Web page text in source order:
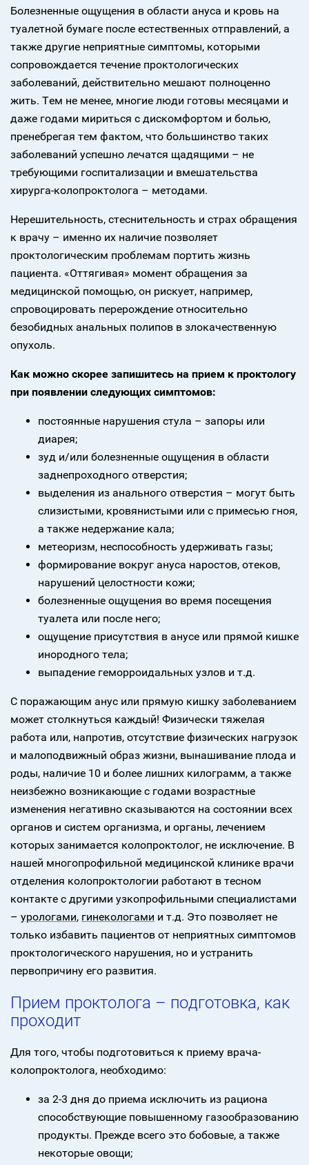
Болезненные ощущения в области ануса и кровь на
туалетной бумаге после естественных отправлений, а
также другие неприятные симптомы, которыми
сопровождается течение проктологических
заболеваний, действительно мешают полноценно
жить. Тем не менее, многие люди готовы месяцами и
даже годами мириться с дискомфортом и болью,
пренебрегая тем фактом, что большинство таких
заболеваний успешно лечатся щадящими – не
требующими госпитализации и вмешательства
хирурга-колопроктолога – методами.
Нерешительность, стеснительность и страх обращения
к врачу – именно их наличие позволяет
проктологическим проблемам портить жизнь
пациента. «Оттягивая» момент обращения за
медицинской помощью, он рискует, например,
спровоцировать перерождение относительно
безобидных анальных полипов в злокачественную
опухоль.
Как можно скорее запишитесь на прием к проктологу
при появлении следующих симптомов:
постоянные нарушения стула – запоры или
диарея;
зуд и/или болезненные ощущения в области
заднепроходного отверстия;
выделения из анального отверстия – могут быть
слизистыми, кровянистыми или с примесью гноя,
а также недержание кала;
метеоризм, неспособность удерживать газы;
формирование вокруг ануса наростов, отеков,
нарушений целостности кожи;
болезненные ощущения во время посещения
туалета или после него;
ощущение присутствия в анусе или прямой кишке
инородного тела;
выпадение геморроидальных узлов и т.д.
С поражающим анус или прямую кишку заболеванием
может столкнуться каждый! Физически тяжелая
работа или, напротив, отсутствие физических нагрузок
и малоподвижный образ жизни, вынашивание плода и
роды, наличие 10 и более лишних килограмм, а также
неизбежно возникающие с годами возрастные
изменения негативно сказываются на состоянии всех
органов и систем организма, и органы, лечением
которых занимается колопроктолог, не исключение. В
нашей многопрофильной медицинской клинике врачи
отделения колопроктологии работают в тесном
контакте с другими узкопрофильными специалистами
– урологами, гинекологами и т.д. Это позволяет не
только избавить пациентов от неприятных симптомов
проктологического нарушения, но и устранить
первопричину его развития.
Прием проктолога – подготовка, как
проходит
Для того, чтобы подготовиться к приему врача-
колопроктолога, необходимо:
за 2-3 дня до приема исключить из рациона
способствующие повышенному газообразованию
продукты. Прежде всего это бобовые, а также
некоторые овощи;